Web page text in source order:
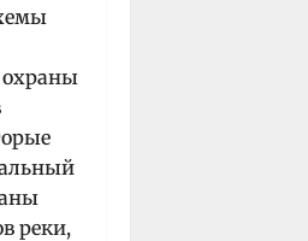
охраны
реки,